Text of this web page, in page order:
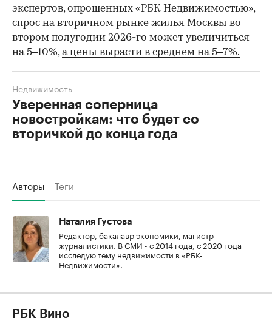
экспертов, опрошенных «РБК Недвижимостью»,
спрос на вторичном рынке жилья Москвы во
втором полугодии 2026-го может увеличиться
на 5–10%,а цены вырасти в среднем на 5–7%.
Уверенная соперница
новостройкам: что будет со
вторичкой до конца года
Недвижимость
Авторы Теги
Наталия Густова
Редактор, бакалавр экономики, магистр
журналистики. В СМИ - с 2014 года, с 2020 года
исследую тему недвижимости в «РБК-
Недвижимости».
РБК Вино